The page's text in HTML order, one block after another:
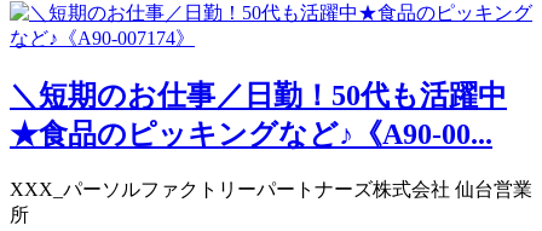
＼短期のお仕事／日勤！50代も活躍中
★食品のピッキングなど♪《A90-00...
XXX_パーソルファクトリーパートナーズ株式会社 仙台営業
所